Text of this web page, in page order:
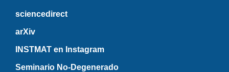
sciencedirect
arXiv
INSTMAT en Instagram
Seminario No-Degenerado